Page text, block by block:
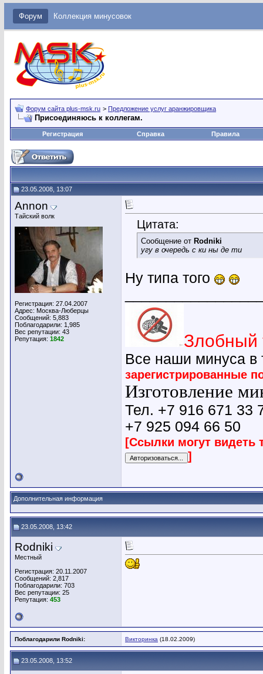
Форум Коллекция минусовок
Форум сайта plus-msk.ru > Предложение услуг аранжировщика
Присоединяюсь к коллегам.
Регистрация Справка Правила
23.05.2008, 13:07
Annon
Тайский волк
Регистрация: 27.04.2007
Адрес: Москва-Люберцы
Сообщений: 5,883
Поблагодарили: 1,985
Вес репутации: 43
Репутация: 1842
Цитата:
Сообщение от Rodniki
угу в очередь с ки ны де ти
Ну типа того
Злобный
Все наши минуса
зарегистрированные
Изготовление
Тел. +7 916 671 33
+7 925 094 66 50
[Ссылки могут видеть
]
Дополнительная информация
23.05.2008, 13:42
Rodniki
Местный
Регистрация: 20.11.2007
Сообщений: 2,817
Поблагодарили: 703
Вес репутации: 25
Репутация: 453
Поблагодарили Rodniki: Викторинка (18.02.2009)
23.05.2008, 13:52